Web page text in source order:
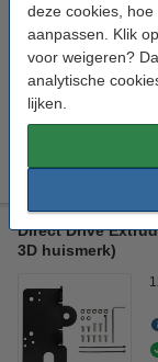
deze cookies,
aanpassen. Klik
voor weigeren?
analytische
lijken.
Direct Drive
3D huismerk)